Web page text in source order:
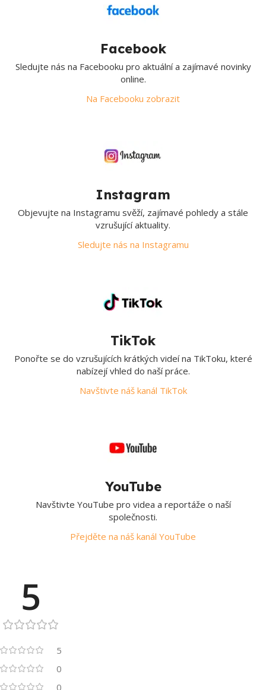
Facebook
Sledujte nás na Facebooku pro aktuální a zajímavé novinky
online.
Na Facebooku zobrazit
Instagram
Objevujte na Instagramu svěží, zajímavé pohledy a stále
vzrušující aktuality.
Sledujte nás na Instagramu
TikTok
Ponořte se do vzrušujících krátkých videí na TikToku, které
nabízejí vhled do naší práce.
Navštivte náš kanál TikTok
YouTube
Navštivte YouTube pro videa a reportáže o naší
společnosti.
Přejděte na náš kanál YouTube
5
5
0
0